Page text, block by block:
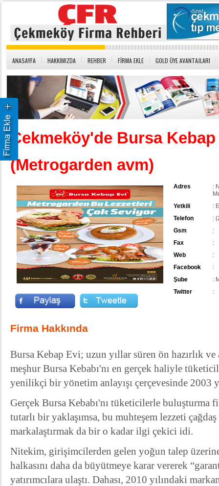
ANASAYFA HAKKIMIZDA REHBER FİRMA EKLE GOLD ÜYE AVANTAJLARI
Çekmeköy'de Bursa
(Metrogarden avm)
Adres
:
Yetkili
:
Telefon
:
Gsm
:
Fax
:
Web
:
Facebook
:
Şube
:
Twitter
:
Firma Hakkında
Bursa Kebap Evi; uzun yıllar süren ön hazırlık ve
meşhur Bursa Kebabı'nı en gerçek haliyle
yenilikçi bir yönetim anlayışı çerçevesinde 2003
Gerçek Bursa Kebabı'nı tüketicilerle buluşturma
tutarlı bir yaklaşımsa, bu muhteşem lezzeti
markalaştırmak da bir o kadar ilgi çekici idi.
Nitekim, girişimcilerden gelen yoğun talep
halkasını daha da büyütmeye karar vererek
yatırımcılara ulaştı. Dahası, 2010 yılındaki